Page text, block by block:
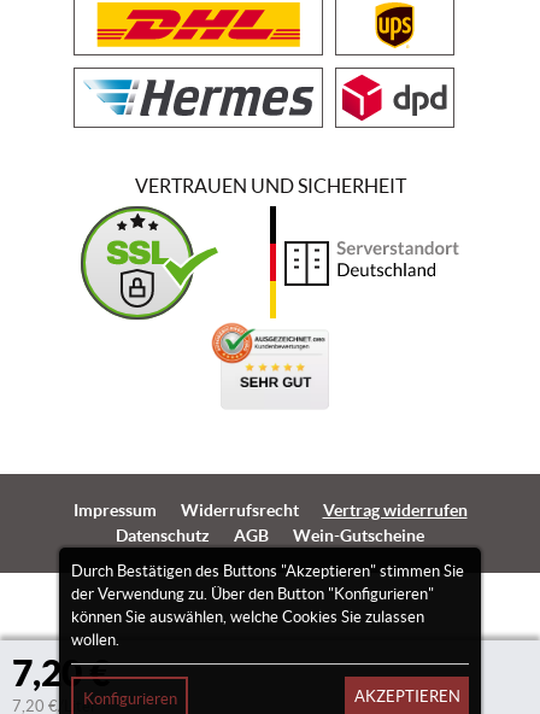
7,20 €
7,20 €/Liter
Durch Bestätigen des Buttons "Akzeptieren" stimmen Sie
der Verwendung zu. Über den Button "Konfigurieren"
können Sie auswählen, welche Cookies Sie zulassen
wollen.
Konfigurieren AKZEPTIEREN
VERTRAUEN UND SICHERHEIT
Impressum Widerrufsrecht
Vertrag widerrufen
Datenschutz
AGB Wein-Gutscheine